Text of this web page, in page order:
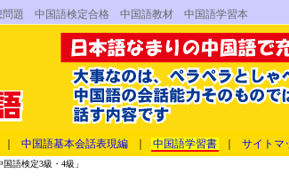
題 中国語検定合格 中国語教材 中国語学習本
中国語基本会話表現編 中国語学習書 サイトマ
語検定3級・4級」